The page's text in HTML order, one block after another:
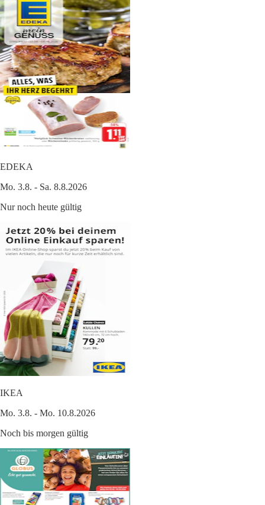
EDEKA
Mo. 3.8. - Sa. 8.8.2026
Nur noch heute gültig
IKEA
Mo. 3.8. - Mo. 10.8.2026
Noch bis morgen gültig